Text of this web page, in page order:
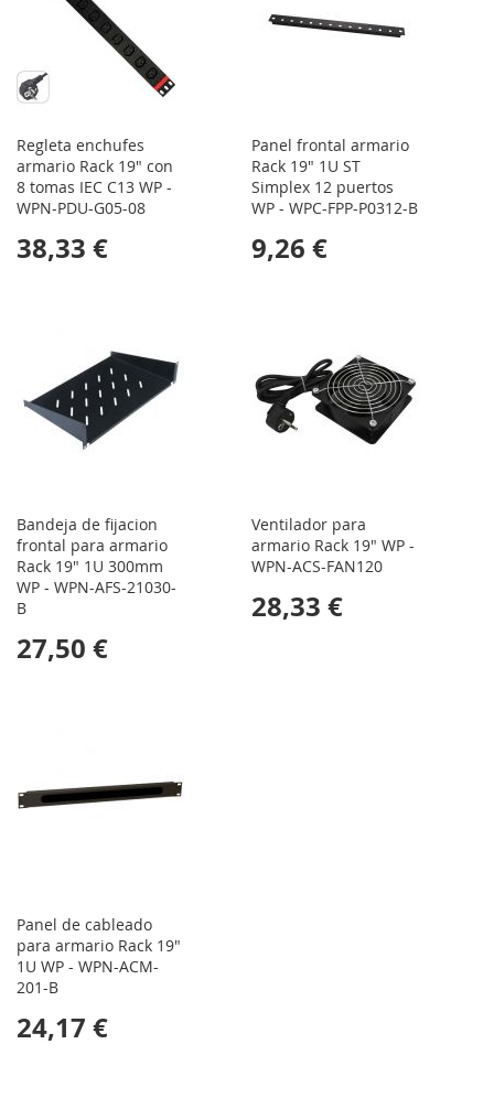
Regleta enchufes
armario Rack 19" con
8 tomas IEC C13 WP -
WPN-PDU-G05-08
38,33 €
Panel frontal armario
Rack 19" 1U ST
Simplex 12 puertos
WP - WPC-FPP-P0312-B
9,26 €
Bandeja de fijacion
frontal para armario
Rack 19" 1U 300mm
WP - WPN-AFS-21030-
B
27,50 €
Ventilador para
armario Rack 19" WP -
WPN-ACS-FAN120
28,33 €
Panel de cableado
para armario Rack 19"
1U WP - WPN-ACM-
201-B
24,17 €